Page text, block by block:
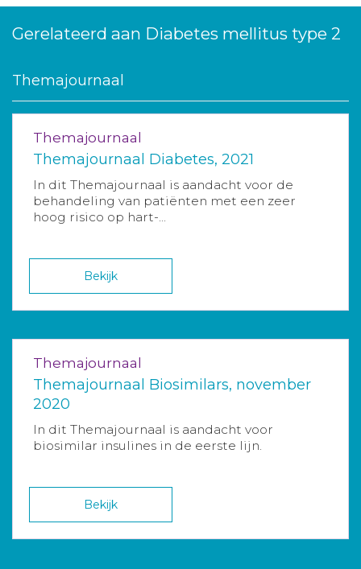
Gerelateerd aan Diabetes mellitus type 2
Themajournaal
Themajournaal
Themajournaal Diabetes, 2021
In dit Themajournaal is aandacht voor de
behandeling van patiënten met een zeer
hoog risico op hart-...
Bekijk
Themajournaal
Themajournaal Biosimilars, november
2020
In dit Themajournaal is aandacht voor
biosimilar insulines in de eerste lijn.
Bekijk